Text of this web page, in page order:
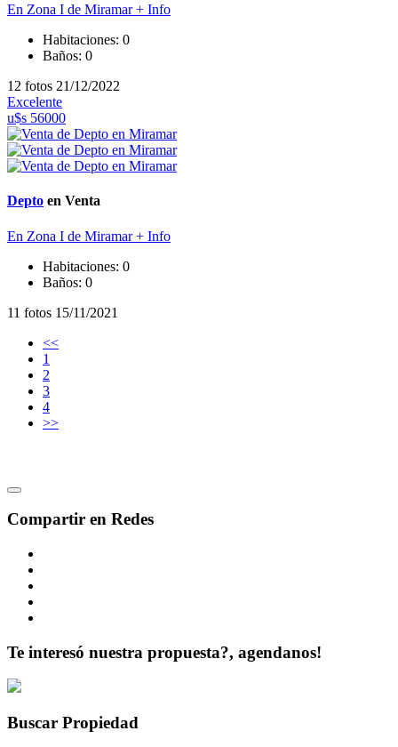
En Zona I de Miramar+ Info
Habitaciones: 0
Baños: 0
12 fotos 21/12/2022
Excelente
u$s 56000
Depto en Venta
En Zona I de Miramar+ Info
Habitaciones: 0
Baños: 0
11 fotos 15/11/2021
<<
1
2
3
4
>>
Compartir en Redes
Te interesó nuestra propuesta?, agendanos!
Buscar Propiedad